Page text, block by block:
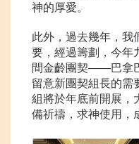
神的厚愛。
此外，過去幾年，我
要，經過籌劃，今年
間金齡團契——巴拿
留意新團契組長的需
組將於年底前開展，
備祈禱，求神使用，